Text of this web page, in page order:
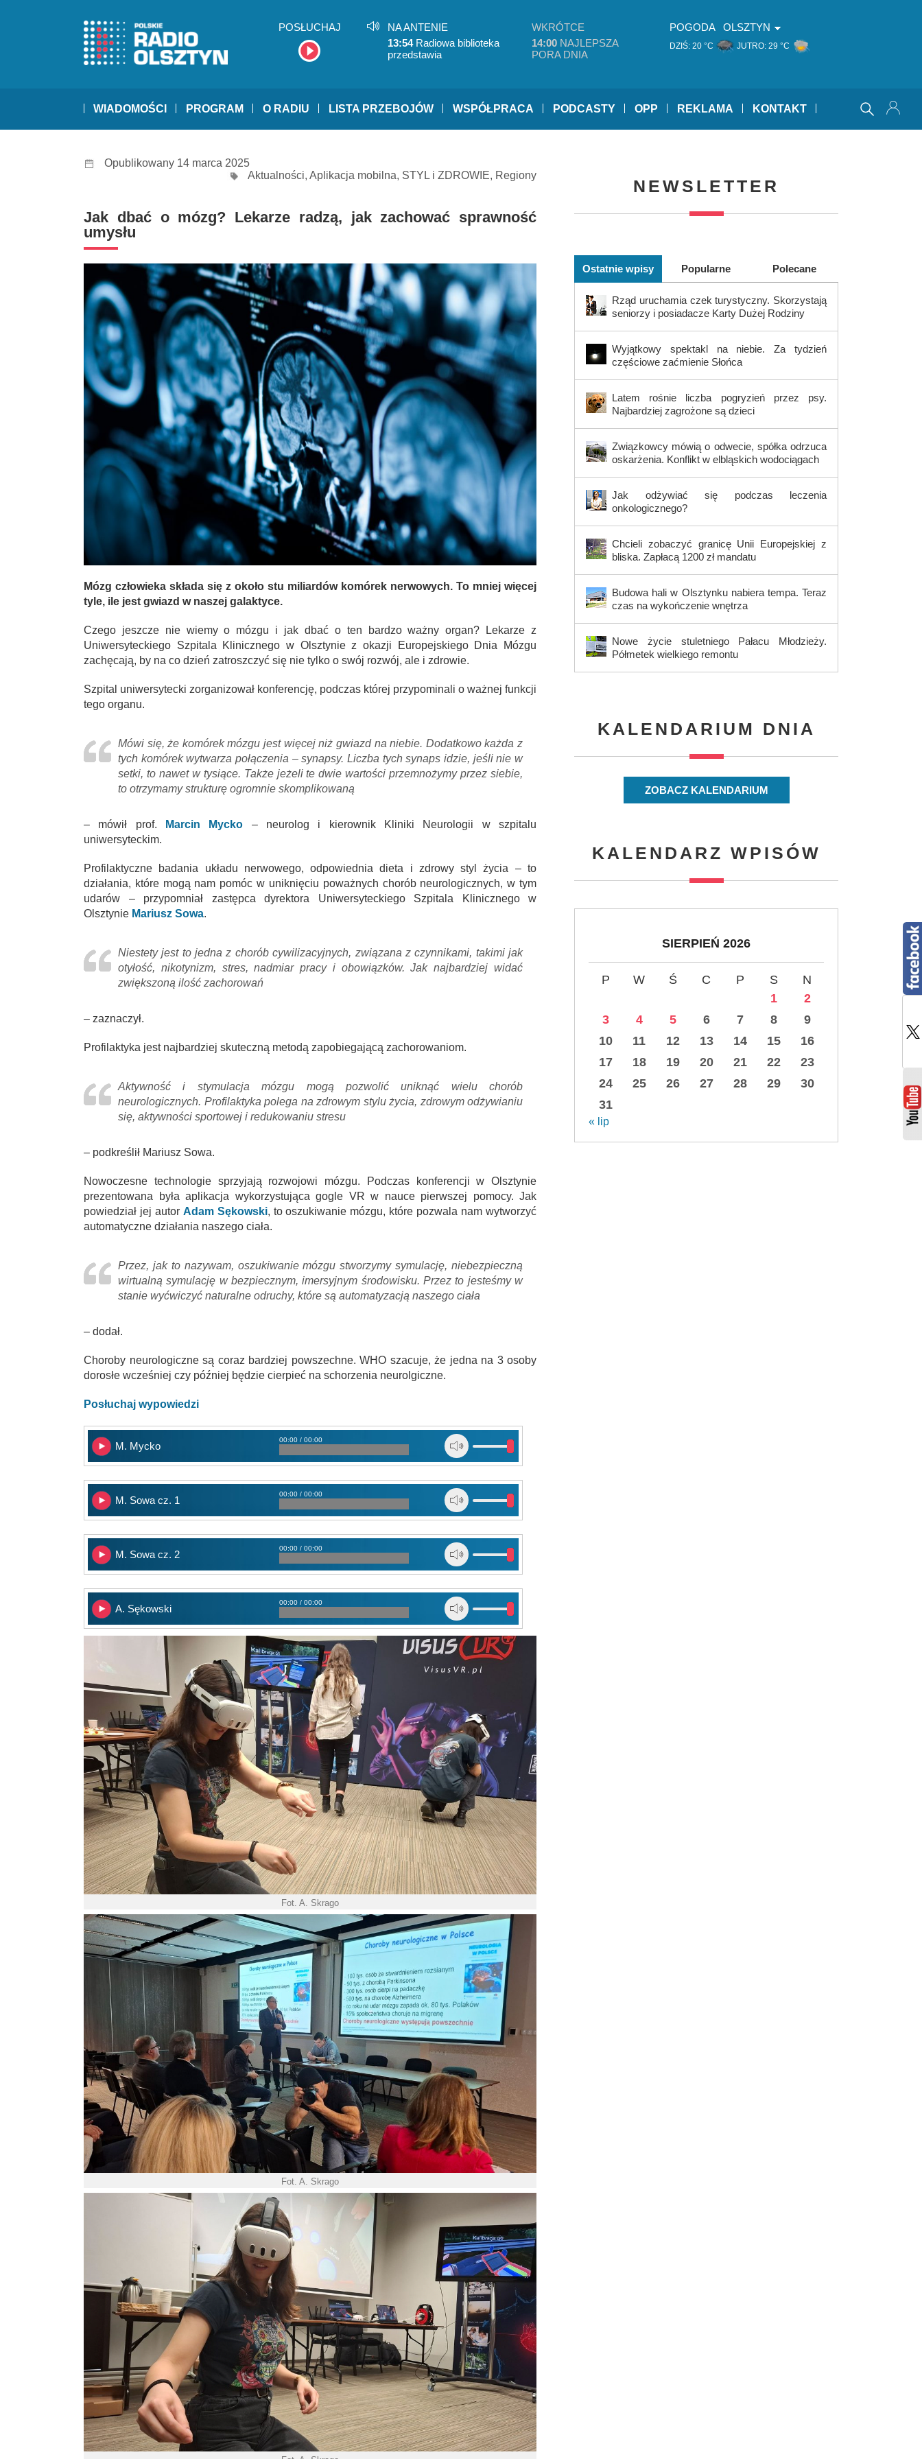
POSŁUCHAJ
NA ANTENIE
13:54Radiowa biblioteka
przedstawia
WKRÓTCE
14:00 NAJLEPSZA
PORA DNIA
POGODA OLSZTYN
DZIŚ: 20 °C JUTRO: 29 °C
WIADOMOŚCI PROGRAM O RADIU LISTA PRZEBOJÓW WSPÓŁPRACA PODCASTY OPP REKLAMA KONTAKT
Opublikowany 14 marca 2025
Aktualności, Aplikacja mobilna, STYL i ZDROWIE, Regiony
Jak dbać o mózg? Lekarze radzą, jak zachować sprawność
umysłu
Mózg człowieka składa się z około stu miliardów komórek nerwowych. To mniej więcej
tyle, ile jest gwiazd w naszej galaktyce.
Czego jeszcze nie wiemy o mózgu i jak dbać o ten bardzo ważny organ? Lekarze z
Uniwersyteckiego Szpitala Klinicznego w Olsztynie z okazji Europejskiego Dnia Mózgu
zachęcają, by na co dzień zatroszczyć się nie tylko o swój rozwój, ale i zdrowie.
Szpital uniwersytecki zorganizował konferencję, podczas której przypominali o ważnej funkcji
tego organu.
Mówi się, że komórek mózgu jest więcej niż gwiazd na niebie. Dodatkowo każda z
tych komórek wytwarza połączenia – synapsy. Liczba tych synaps idzie, jeśli nie w
setki, to nawet w tysiące. Także jeżeli te dwie wartości przemnożymy przez siebie,
to otrzymamy strukturę ogromnie skomplikowaną
– mówił prof. Marcin Mycko – neurolog i kierownik Kliniki Neurologii w szpitalu
uniwersyteckim.
Profilaktyczne badania układu nerwowego, odpowiednia dieta i zdrowy styl życia – to
działania, które mogą nam pomóc w uniknięciu poważnych chorób neurologicznych, w tym
udarów – przypomniał zastępca dyrektora Uniwersyteckiego Szpitala Klinicznego w
Olsztynie Mariusz Sowa.
Niestety jest to jedna z chorób cywilizacyjnych, związana z czynnikami, takimi jak
otyłość, nikotynizm, stres, nadmiar pracy i obowiązków. Jak najbardziej widać
zwiększoną ilość zachorowań
– zaznaczył.
Profilaktyka jest najbardziej skuteczną metodą zapobiegającą zachorowaniom.
Aktywność i stymulacja mózgu mogą pozwolić uniknąć wielu chorób
neurologicznych. Profilaktyka polega na zdrowym stylu życia, zdrowym odżywianiu
się, aktywności sportowej i redukowaniu stresu
– podkreślił Mariusz Sowa.
Nowoczesne technologie sprzyjają rozwojowi mózgu. Podczas konferencji w Olsztynie
prezentowana była aplikacja wykorzystująca gogle VR w nauce pierwszej pomocy. Jak
powiedział jej autor Adam Sękowski, to oszukiwanie mózgu, które pozwala nam wytworzyć
automatyczne działania naszego ciała.
Przez, jak to nazywam, oszukiwanie mózgu stworzymy symulację, niebezpieczną
wirtualną symulację w bezpiecznym, imersyjnym środowisku. Przez to jesteśmy w
stanie wyćwiczyć naturalne odruchy, które są automatyzacją naszego ciała
– dodał.
Choroby neurologiczne są coraz bardziej powszechne. WHO szacuje, że jedna na 3 osoby
dorosłe wcześniej czy później będzie cierpieć na schorzenia neurolgiczne.
Posłuchaj wypowiedzi
M. Mycko
00:00 / 00:00
M. Sowa cz. 1
00:00 / 00:00
M. Sowa cz. 2
00:00 / 00:00
A. Sękowski
00:00 / 00:00
Fot. A. Skrago
Fot. A. Skrago
NEWSLETTER
Ostatnie wpisy Popularne Polecane
Rząd uruchamia czek turystyczny. Skorzystają
seniorzy i posiadacze Karty Dużej Rodziny
Wyjątkowy spektakl na niebie. Za tydzień
częściowe zaćmienie Słońca
Latem rośnie liczba pogryzień przez psy.
Najbardziej zagrożone są dzieci
Związkowcy mówią o odwecie, spółka odrzuca
oskarżenia. Konflikt w elbląskich wodociągach
Jak odżywiać się podczas leczenia
onkologicznego?
Chcieli zobaczyć granicę Unii Europejskiej z
bliska. Zapłacą 1200 zł mandatu
Budowa hali w Olsztynku nabiera tempa. Teraz
czas na wykończenie wnętrza
Nowe życie stuletniego Pałacu Młodzieży.
Półmetek wielkiego remontu
KALENDARIUM DNIA
ZOBACZ KALENDARIUM
KALENDARZ WPISÓW
SIERPIEŃ 2026
P W Ś C P S
N
1
2
3
4 5 6 7 8
9
10
11 12 13 14 15
16
17
18 19 20 21 22
23
24
25 26 27 28 29
30
31
« lip